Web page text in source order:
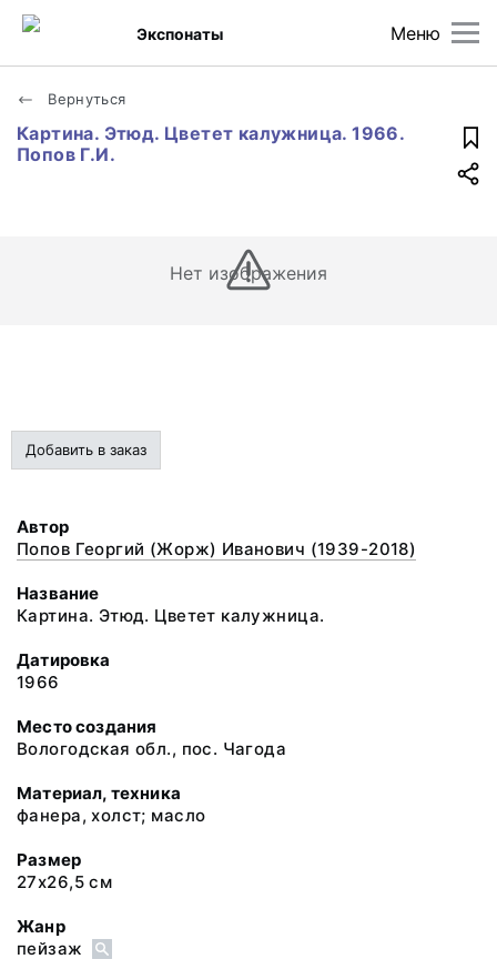
Меню
Экспонаты
Вернуться
Картина. Этюд. Цветет калужница. 1966.
Попов Г.И.
Нет изображения
Добавить в заказ
Автор
Попов Георгий (Жорж) Иванович (1939-2018)
Название
Картина. Этюд. Цветет калужница.
Датировка
1966
Место создания
Вологодская обл., пос. Чагода
Материал, техника
фанера, холст; масло
Размер
27х26,5 см
Жанр
пейзаж